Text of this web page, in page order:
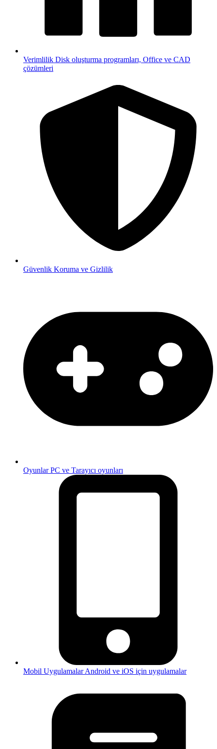
Verimlilik Disk oluşturma programları, Office ve CAD
çözümleri
Güvenlik Koruma ve Gizlilik
OyunlarPC ve Tarayıcı oyunları
Mobil UygulamalarAndroid ve iOS için uygulamalar